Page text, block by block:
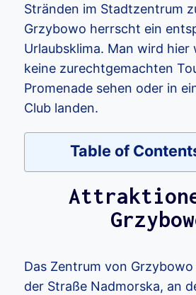
Stränden im Stadtzentrum
Grzybowo herrscht ein
Urlaubsklima. Man wird hier
keine zurechtgemachten
Promenade sehen oder in
Club landen.
Table of
Das Zentrum von
der Straße Nadmorska, an